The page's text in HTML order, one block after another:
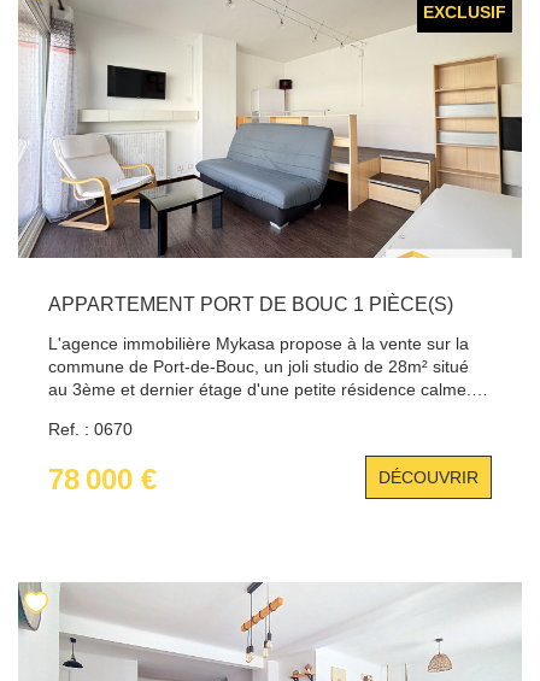
EXCLUSIF
APPARTEMENT PORT DE BOUC 1 PIÈCE(S)
L'agence immobilière Mykasa propose à la vente sur la
commune de Port-de-Bouc, un joli studio de 28m² situé
au 3ème et dernier étage d'une petite résidence calme.
cuisine équipée, ainsi qu'une salle d'eau fonctionnelle. Le
bien dispose également de deux grands balcons offrant
une agréable luminosité. Vous serez séduit par la
proximité du centre-ville, des commerces et des
Ref. : 0670
78 000 € DÉCOUVRIR